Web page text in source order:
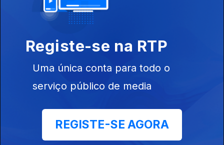
30 jul. 2026
Grupo Coral Madrigal de Vila Nova de S. Bento
50 anos do ICNF-Reserva do Estuário do Sado
Registe-se na RTP
Uma única conta para todo o
serviço público de media
REGISTE-SE AGORA